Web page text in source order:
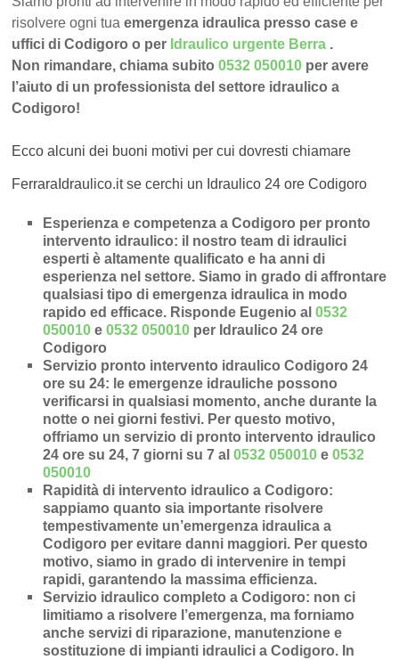
risolvere ogni tuaemergenza idraulica presso case e
uffici di Codigoro o per Idraulico urgente Berra .
Non rimandare, chiama subito0532 050010 per avere
l’aiuto di un professionista del settore idraulico a
Codigoro!
Ecco alcuni dei buoni motivi per cui dovresti chiamare
FerraraIdraulico.it se cerchi un Idraulico 24 ore Codigoro
Esperienza e competenza a Codigoro per pronto
intervento idraulico: il nostro team di idraulici
esperti è altamente qualificato e ha anni di
esperienza nel settore. Siamo in grado di affrontare
qualsiasi tipo di emergenza idraulica in modo
rapido ed efficace. Risponde Eugenio al0532
050010 e0532 050010 per Idraulico 24 ore
Codigoro
Servizio pronto intervento idraulico Codigoro 24
ore su 24: le emergenze idrauliche possono
verificarsi in qualsiasi momento, anche durante la
notte o nei giorni festivi. Per questo motivo,
offriamo un servizio di pronto intervento idraulico
24 ore su 24, 7 giorni su 7 al0532 050010 e0532
050010
Rapidità di intervento idraulico a Codigoro:
sappiamo quanto sia importante risolvere
tempestivamente un’emergenza idraulica a
Codigoro per evitare danni maggiori. Per questo
motivo, siamo in grado di intervenire intempi
rapidi, garantendo la massima efficienza.
Servizio idraulico completo a Codigoro: non ci
limitiamo a risolvere l’emergenza, ma forniamo
ancheservizi di riparazione, manutenzione e
sostituzione di impianti idraulici a Codigoro. In